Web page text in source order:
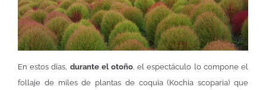
En estos días, durante el otoño , el espectáculo lo compone el
follaje de miles de plantas de coquia (Kochia scoparia) que